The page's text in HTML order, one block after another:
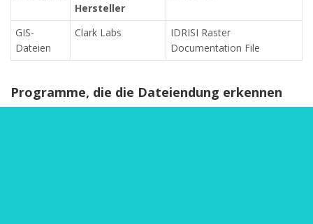
Hersteller
GIS-
Dateien
Clark Labs
IDRISI Raster
Documentation File
Programme, die die Dateiendung erkennen